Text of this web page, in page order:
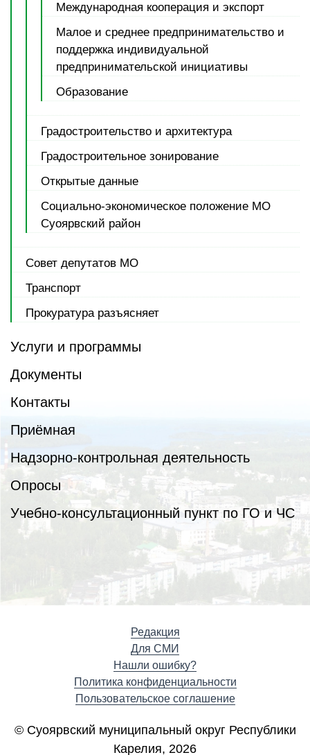
Международная кооперация и экспорт
Малое и среднее предпринимательство и
поддержка индивидуальной
предпринимательской инициативы
Образование
Градостроительство и архитектура
Градостроительное зонирование
Открытые данные
Социально-экономическое положение МО
Суоярвский район
Совет депутатов МО
Транспорт
Прокуратура разъясняет
Услуги и программы
Документы
Контакты
Приёмная
Надзорно-контрольная деятельность
Опросы
Учебно-консультационный пункт по ГО и ЧС
Редакция
Для СМИ
Нашли ошибку?
Политика конфиденциальности
Пользовательское соглашение
© Суоярвский муниципальный округ Республики
Карелия, 2026